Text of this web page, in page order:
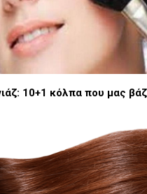
10+1 κόλπα που μας